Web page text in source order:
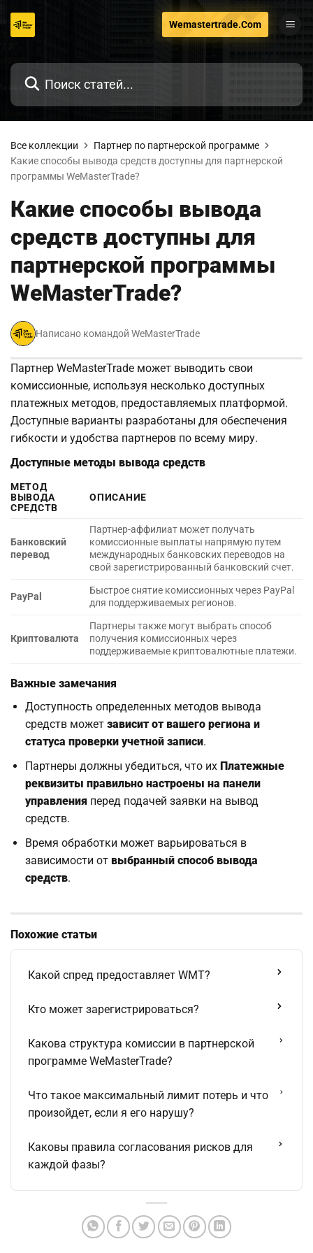
Wemastertrade.Com
Все коллекции
Партнер по партнерской программе
Какие способы вывода средств доступны для партнерской
программы WeMasterTrade?
Какие способы вывода
средств доступны для
партнерской программы
WeMasterTrade?
Написано командой WeMasterTrade
Партнер WeMasterTrade может выводить свои
комиссионные, используя несколько доступных
платежных методов, предоставляемых платформой.
Доступные варианты разработаны для обеспечения
гибкости и удобства партнеров по всему миру.
Доступные методы вывода средств
МЕТОД
ВЫВОДА
СРЕДСТВ
ОПИСАНИЕ
Банковский
перевод
Партнер-аффилиат может получать
комиссионные выплаты напрямую путем
международных банковских переводов на
свой зарегистрированный банковский счет.
PayPal
Быстрое снятие комиссионных через PayPal
для поддерживаемых регионов.
Криптовалюта
Партнеры также могут выбрать способ
получения комиссионных через
поддерживаемые криптовалютные платежи.
Важные замечания
Доступность определенных методов вывода
средств может зависит от вашего региона и
статуса проверки учетной записи.
Партнеры должны убедиться, что их Платежные
реквизиты правильно настроены на панели
управления перед подачей заявки на вывод
средств.
Время обработки может варьироваться в
зависимости от выбранный способ вывода
средств.
Похожие статьи
Какой спред предоставляет WMT?
Кто может зарегистрироваться?
Какова структура комиссии в партнерской
программе WeMasterTrade?
Что такое максимальный лимит потерь и что
произойдет, если я его нарушу?
Каковы правила согласования рисков для
каждой фазы?